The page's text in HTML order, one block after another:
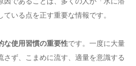
いる点を正す重要な情報です。
な使用習慣の重要性です。一度に大量
さず、こまめに流す、適量を意識する